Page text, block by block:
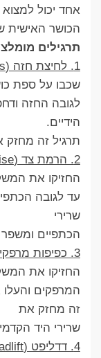
אחד יכול
הכושר האישית
תרגילים
1. לחיצת חזה (Chest Press):
שכבו על ספת
לגובה החזה
הידיים.
תרגיל זה מחזק
2. הרמת צד (Lateral Raise):
החזיקו את
עד לגובה
שרירי
הכתפיים ומשפר
3. כפיפות מרפקים (Bicep Curls):
החזיקו את
המרפקים והעלו
זה מחזק את
שרירי היד
4. דדליפט (Deadlift):